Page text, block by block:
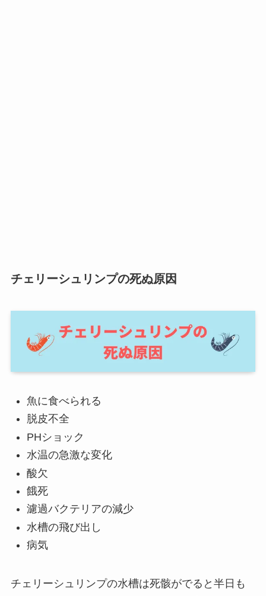
チェリーシュリンプの死ぬ原因
魚に食べられる
脱皮不全
PHショック
水温の急激な変化
酸欠
餓死
濾過バクテリアの減少
水槽の飛び出し
病気
チェリーシュリンプの水槽は死骸がでると半日も